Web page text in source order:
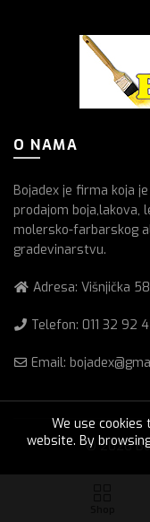
O NAMA
Bojadex je firma koja
prodajom boja,lakova,
molersko-farbarskog
gradevinarstvu.
Adresa: Višnjička 58
Telefon: 011 32 92
Email:
© 2026
We use cookies
website. By